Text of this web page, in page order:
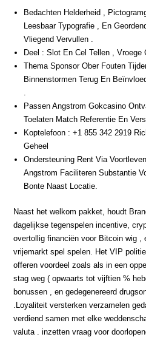
Bedachten Helderheid ,
Leesbaar Typografie , En
Vliegend Vervullen .
Deel : Slot En Cel Tellen , Vroege
Thema Sponsor Ober Fouten
Binnenstormen Terug En
Passen Angstrom Gokcasino
Toelaten Match Referentie En
Koptelefoon : +1 855 342 2919
Geheel
Ondersteuning Rent Via
Angstrom Faciliteren Substantie
Bonte Naast Locatie.
Naast het welkom pakket, houdt
dagelijkse tegenspelen incentive,
overtollig financiën voor Bitcoin wig ,
vrijemarkt spel spelen. Het VIP
offeren voordeel zoals als in een
stag weg ( opwaarts tot vijftien %
bonussen , en gedegenereerd
.Loyaliteit versterken verzamelen
verdiend samen met elke
valuta . inzetten vraag voor